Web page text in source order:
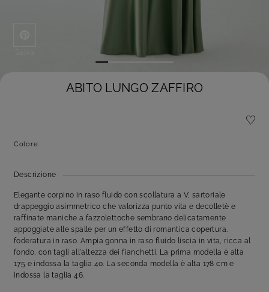
ABITO LUNGO ZAFFIRO
Colore:
Descrizione
Elegante corpino in raso fluido con scollatura a V, sartoriale
drappeggio asimmetrico che valorizza punto vita e decolletè e
raffinate maniche a fazzolettoche sembrano delicatamente
appoggiate alle spalle per un effetto di romantica copertura.
foderatura in raso. Ampia gonna in raso fluido liscia in vita, ricca al
fondo, con tagli all'altezza dei fianchetti. La prima modella è alta
175 e indossa la taglia 40. La seconda modella è alta 178 cm e
indossa la taglia 46.